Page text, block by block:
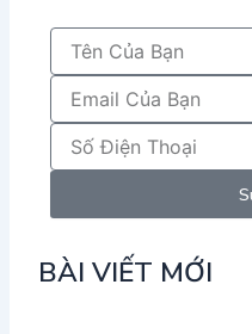
BÀI VIẾT MỚI